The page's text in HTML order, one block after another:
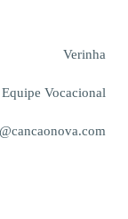
Verinha
Equipe Vocacional